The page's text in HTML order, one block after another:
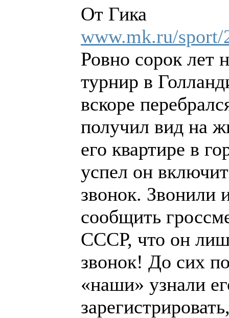
От Гика
www.mk.ru/
Ровно сорок лет
турнир в
вскоре
получил вид на
его квартире в
успел он
звонок. Звонили
сообщить
СССР, что он
звонок! До сих
«наши» узнали